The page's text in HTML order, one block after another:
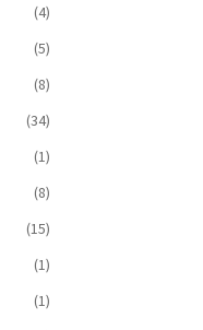
(4)
(5)
(8)
(34)
(1)
(8)
(15)
(1)
(1)